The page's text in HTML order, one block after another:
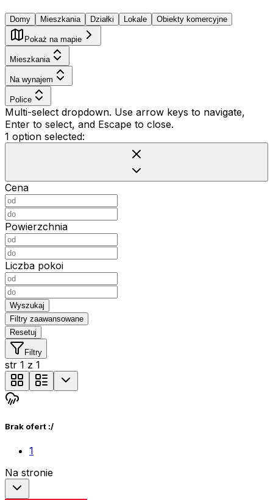
Domy Mieszkania Działki Lokale Obiekty komercyjne
Pokaż na mapie
Mieszkania
Na wynajem
Police
Multi-select dropdown. Use arrow keys to navigate,
Enter to select, and Escape to close.
1 option selected:
Cena
Powierzchnia
Liczba pokoi
Wyszukaj
Filtry zaawansowane
Resetuj
Filtry
str 1 z 1
Brak ofert :/
1
Na stronie